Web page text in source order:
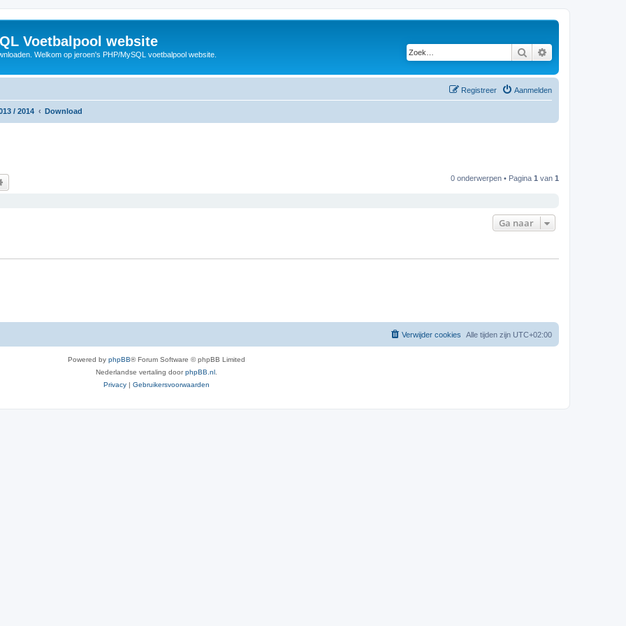
Voetbalpool website
Welkom op jeroen's PHP/MySQL voetbalpool website. Zoek
Aanmelden
Registreer
/ 2014 Download
0 onderwerpen • Pagina 1 van 1
Ga naar
Alle tijden zijn UTC+02:00
Verwijder cookies
Powered by phpBB® Forum Software © phpBB Limited
Nederlandse vertaling doorphpBB.nl
Privacy | Gebruikersvoorwaarden